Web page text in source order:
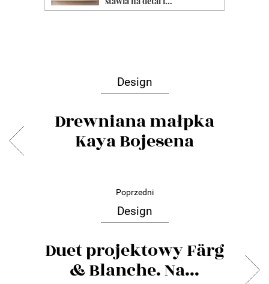
Design
Drewniana małpka
Kaya Bojesena
Poprzedni
Design
Duet projektowy Färg
& Blanche. Na...